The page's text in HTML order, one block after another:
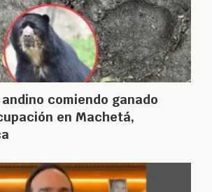
comiendo ganado
en Machetá,